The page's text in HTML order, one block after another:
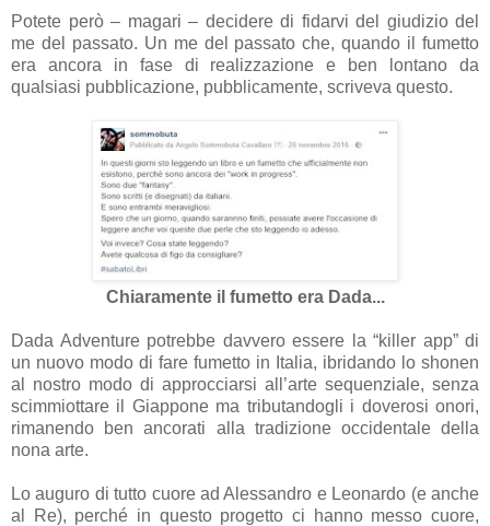
Potete però – magari – decidere di fidarvi del giudizio del
me del passato. Un me del passato che, quando il fumetto
era ancora in fase di realizzazione e ben lontano da
qualsiasi pubblicazione, pubblicamente, scriveva questo.
Chiaramente il fumetto era Dada...
Dada Adventure potrebbe davvero essere la “killer app” di
un nuovo modo di fare fumetto in Italia, ibridando lo shonen
al nostro modo di approcciarsi all’arte sequenziale, senza
scimmiottare il Giappone ma tributandogli i doverosi onori,
rimanendo ben ancorati alla tradizione occidentale della
nona arte.
Lo auguro di tutto cuore ad Alessandro e Leonardo (e anche
al Re), perché in questo progetto ci hanno messo cuore,